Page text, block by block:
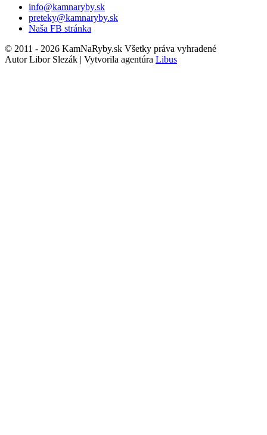
info@kamnaryby.sk
preteky@kamnaryby.sk
Naša FB stránka
© 2011 - 2026 KamNaRyby.sk Všetky práva vyhradené
Autor Libor Slezák | Vytvorila agentúra Libus